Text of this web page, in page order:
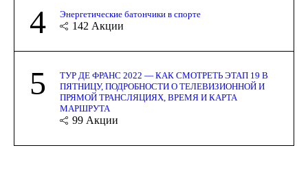
4 Энергетические батончики в спорте
142 Акции
5
ТУР ДЕ ФРАНС 2022 — КАК СМОТРЕТЬ ЭТАП 19 В
ПЯТНИЦУ, ПОДРОБНОСТИ О ТЕЛЕВИЗИОННОЙ И
ПРЯМОЙ ТРАНСЛЯЦИЯХ, ВРЕМЯ И КАРТА
МАРШРУТА
99 Акции